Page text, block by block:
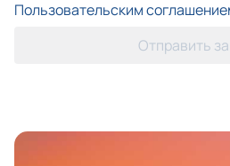
Пользовательским
Отправить